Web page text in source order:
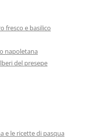
fresco e basilico
napoletana
del presepe
e le ricette di pasqua